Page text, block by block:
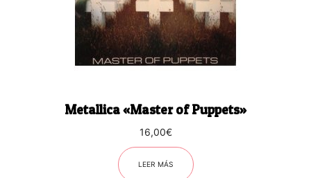
Metallica «Master of Puppets»
16,00€
LEER MÁS